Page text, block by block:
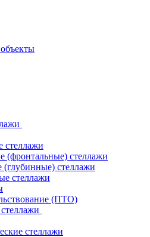
стеллажи
(фронтальные) стеллажи
стеллажи
стеллажи
(ПТО)
стеллажи